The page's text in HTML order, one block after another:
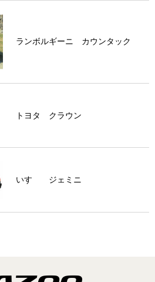
ランボルギーニ カウンタック
トヨタ クラウン
いすゞ ジェミニ